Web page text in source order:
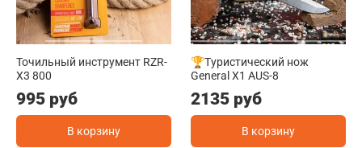
Точильный инструмент RZR-
X3 800
995 руб
В корзину
🏆Туристический нож
General X1 AUS-8
2135 руб
В корзину